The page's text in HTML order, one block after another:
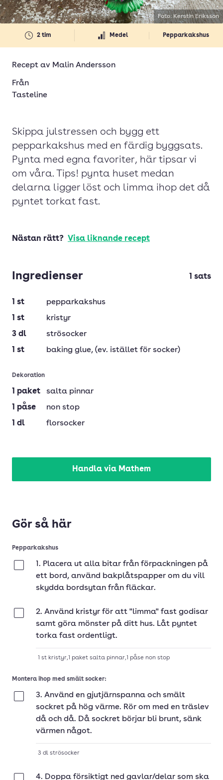
2 tim Medel Pepparkakshus
Recept av Malin Andersson
Från
Tasteline
Skippa julstressen och bygg ett
pepparkakshus med en färdig byggsats.
Pynta med egna favoriter, här tipsar vi
om våra. Tips! pynta huset medan
delarna ligger löst och limma ihop det då
pyntet torkat fast.
Foto: Kerstin Eriksson
Nästan rätt? Visa liknande recept
Ingredienser 1 sats
1 st
pepparkakshus
1 st
kristyr
3 dl
strösocker
1 st baking glue, (ev. istället för socker)
Dekoration
1 paket
salta pinnar
1 påse
non stop
1 dl florsocker
Handla via Mathem
Gör så här
Pepparkakshus
1. Placera ut alla bitar från förpackningen på
ett bord, använd bakplåtspapper om du vill
skydda bordsytan från fläckar.
2. Använd kristyr för att "limma" fast godisar
samt göra mönster på ditt hus. Låt pyntet
torka fast ordentligt.
1 st kristyr,1 paket salta pinnar,1 påse non stop
Montera ihop med smält socker:
3. Använd en gjutjärnspanna och smält
sockret på hög värme. Rör om med en träslev
då och då. Då sockret börjar bli brunt, sänk
värmen något.
3 dl strösocker
4. Doppa försiktigt ned gavlar/delar som ska